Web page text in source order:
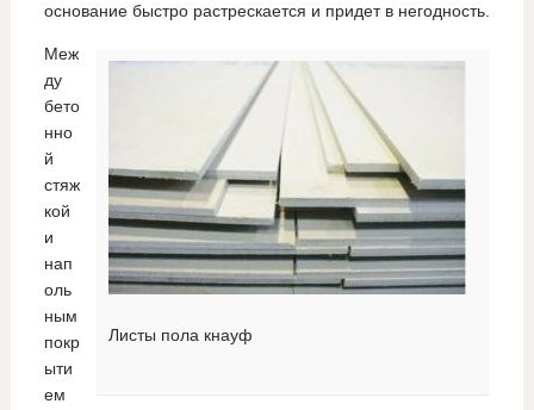
основание быстро растрескается и придет в негодность.
Листы пола кнауф
Меж
ду
бето
нно
й
стяж
кой
и
нап
оль
ным
покр
ыти
ем